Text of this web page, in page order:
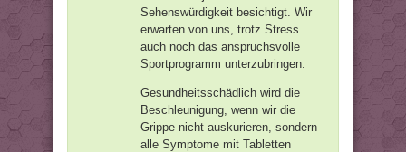
Sehenswürdigkeit besichtigt. Wir
erwarten von uns, trotz Stress
auch noch das anspruchsvolle
Sportprogramm unterzubringen.
Gesundheitsschädlich wird die
Beschleunigung, wenn wir die
Grippe nicht auskurieren, sondern
alle Symptome mit Tabletten